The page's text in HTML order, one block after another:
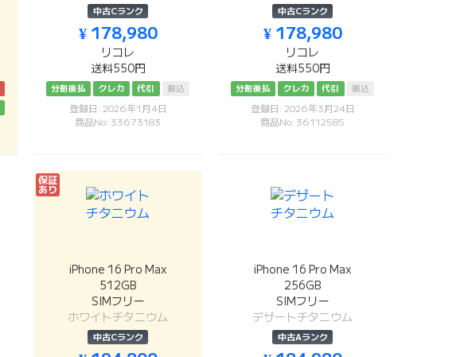
中古Cランク
¥ 178,980
リコレ
送料550円
分割後払 クレカ 代引 振込
登録日: 2026年1月4日
商品No: 33673183
中古Cランク
¥ 178,980
リコレ
送料550円
分割後払 クレカ 代引 振込
登録日: 2026年3月24日
商品No: 36112585
保証
あり
iPhone 16 Pro Max
512GB
SIMフリー
ホワイトチタニウム
中古Cランク
iPhone 16 Pro Max
256GB
SIMフリー
デザートチタニウム
中古Aランク